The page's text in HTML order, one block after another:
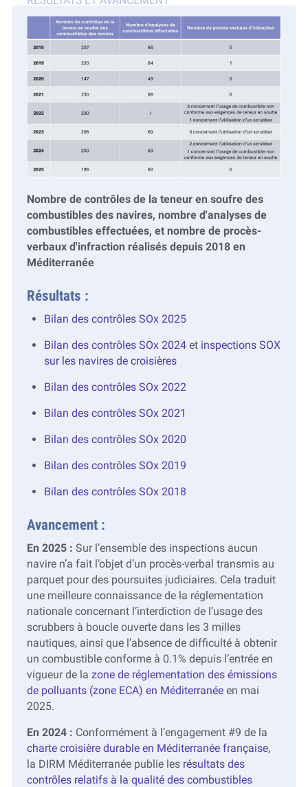
Nombre de contrôles de la teneur en soufre des
combustibles des navires, nombre d'analyses de
combustibles effectuées, et nombre de procès-
verbaux d'infraction réalisés depuis 2018 en
Méditerranée
Résultats :
Bilan des contrôles SOx 2025
Bilan des contrôles SOx 2024et inspections SOX
sur les navires de croisières
Bilan des contrôles SOx 2022
Bilan des contrôles SOx 2021
Bilan des contrôles SOx 2020
Bilan des contrôles SOx 2019
Bilan des contrôles SOx 2018
Avancement :
En 2025 : Sur l’ensemble des inspections aucun
navire n’a fait l’objet d’un procès-verbal transmis au
parquet pour des poursuites judiciaires. Cela traduit
une meilleure connaissance de la réglementation
nationale concernant l’interdiction de l’usage des
scrubbers à boucle ouverte dans les 3 milles
nautiques, ainsi que l’absence de difficulté à obtenir
un combustible conforme à 0.1% depuis l’entrée en
vigueur de la zone de réglementation des émissions
de polluants (zone ECA) en Méditerranée en mai
2025.
En 2024 : Conformément à l’engagement #9 de la
charte croisière durable en Méditerranée française,
la DIRM Méditerranée publie les résultats des
contrôles relatifs à la qualité des combustibles